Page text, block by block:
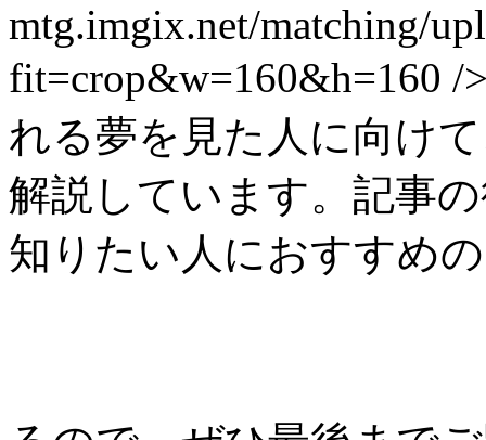
mtg.imgix.net/matching/
fit=crop&w=160&h=160
れる夢を見た人に向け
解説しています。記事
知りたい人におすすめ